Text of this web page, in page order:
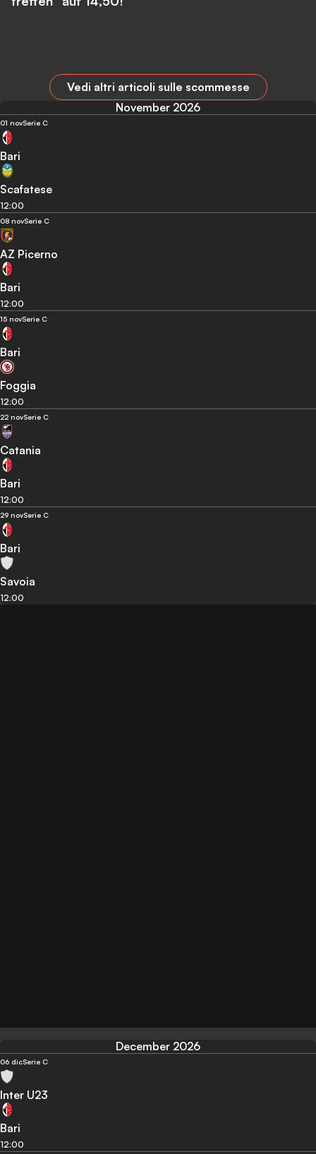
Vedi altri articoli sulle scommesse
November 2026
01 novSerie C
Bari
Scafatese
12:00
08 novSerie C
AZ Picerno
Bari
12:00
15 novSerie C
Bari
Foggia
12:00
22 novSerie C
Catania
Bari
12:00
29 novSerie C
Bari
Savoia
12:00
December 2026
06 dicSerie C
Inter U23
Bari
12:00